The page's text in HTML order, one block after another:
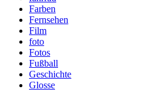
Farben
Fernsehen
Film
foto
Fotos
Fußball
Geschichte
Glosse